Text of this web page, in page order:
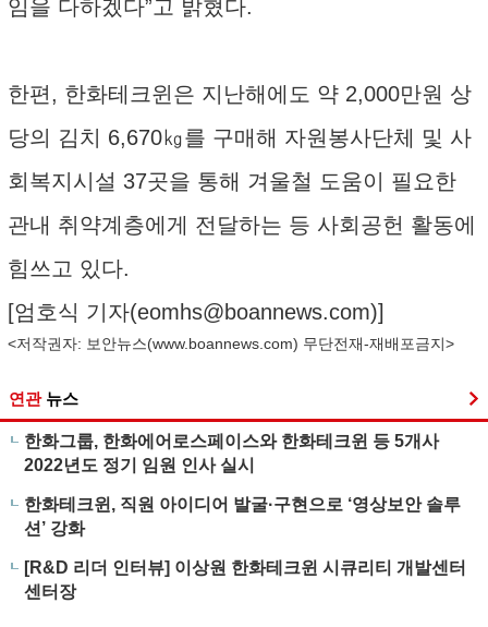
임을 다하겠다”고 밝혔다.
한편, 한화테크윈은 지난해에도 약 2,000만원 상
당의 김치 6,670㎏를 구매해 자원봉사단체 및 사
회복지시설 37곳을 통해 겨울철 도움이 필요한
관내 취약계층에게 전달하는 등 사회공헌 활동에
힘쓰고 있다.
[엄호식 기자(eomhs@boannews.com)]
<저작권자: 보안뉴스(www.boannews.com) 무단전재-재배포금지>
연관 뉴스
한화그룹, 한화에어로스페이스와 한화테크윈 등 5개사
2022년도 정기 임원 인사 실시
한화테크윈, 직원 아이디어 발굴·구현으로 ‘영상보안 솔루
션’ 강화
[R&D 리더 인터뷰] 이상원 한화테크윈 시큐리티 개발센터
센터장